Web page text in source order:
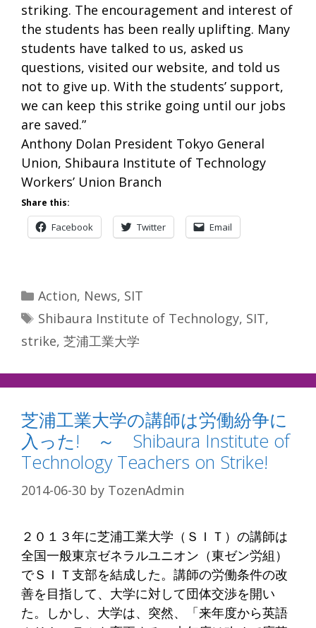
striking. The encouragement and interest of
the students has been really uplifting. Many
students have talked to us, asked us
questions, visited our website, and told us
not to give up. With the students’ support,
we can keep this strike going until our jobs
are saved.”
Anthony Dolan President Tokyo General
Union, Shibaura Institute of Technology
Workers’ Union Branch
Share this:
Facebook Twitter Email
Categories
Action, News, SIT
Tags
Shibaura Institute of Technology, SIT,
strike, 芝浦工業大学
芝浦工業大学の講師は労働紛争に
入った! ～ Shibaura Institute of
Technology Teachers on Strike!
2014-06-30 by TozenAdmin
２０１３年に芝浦工業大学（ＳＩＴ）の講師は
全国一般東京ゼネラルユニオン（東ゼン労組）
でＳＩＴ支部を結成した。講師の労働条件の改
善を目指して、大学に対して団体交渉を開い
た。しかし、大学は、突然、「来年度から英語